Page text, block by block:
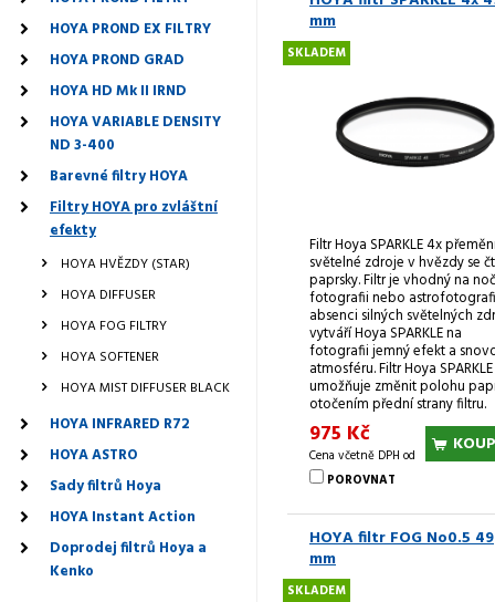
mm
SKLADEM
Filtr Hoya SPARKLE 4x
světelné zdroje v hvězdy se
paprsky. Filtr je vhodný na
fotografii nebo
absenci silných světelných
vytváří Hoya SPARKLE na
fotografii jemný efekt a
atmosféru. Filtr Hoya SPARKLE
umožňuje změnit polohu
otočením přední strany filtru.
975 Kč
Cena včetně DPH od
POROVNAT
HOYA filtr FOG No0.5 49
mm
SKLADEM
HOYA PROND EX FILTRY
HOYA PROND GRAD
HOYA HD Mk II IRND
HOYA VARIABLE DENSITY
ND 3-400
Barevné filtry HOYA
Filtry HOYA pro zvláštní
efekty
HOYA HVĚZDY (STAR)
HOYA DIFFUSER
HOYA FOG FILTRY
HOYA SOFTENER
HOYA MIST DIFFUSER BLACK
HOYA INFRARED R72
HOYA ASTRO
Sady filtrů Hoya
HOYA Instant Action
Doprodej filtrů Hoya a
Kenko